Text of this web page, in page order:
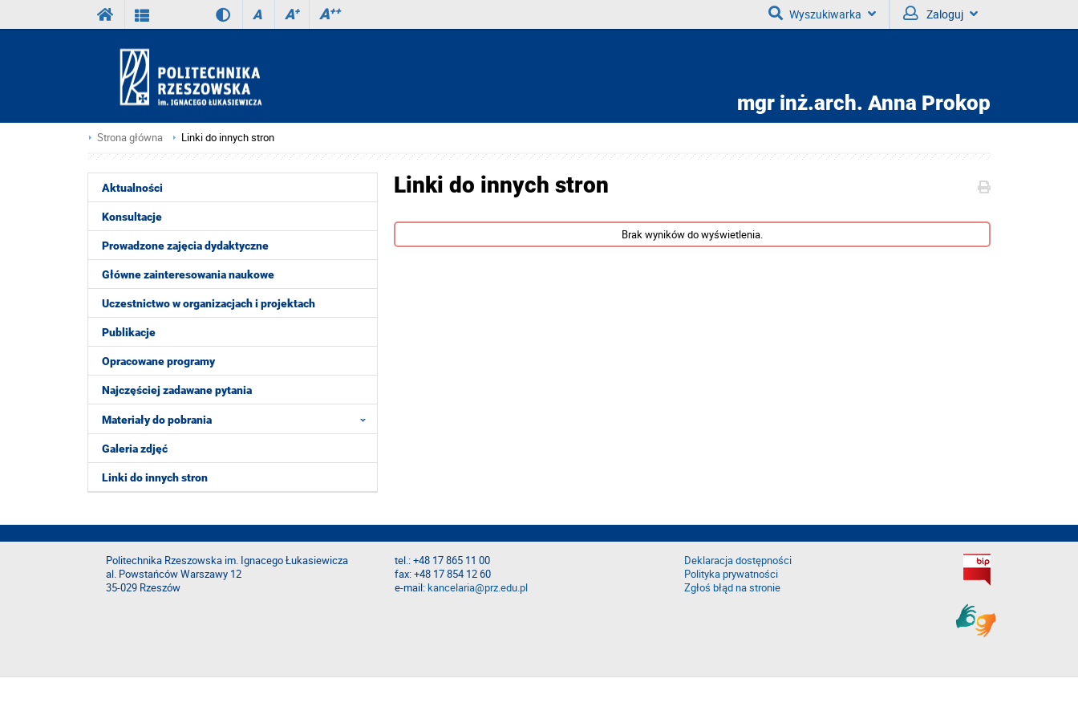
A A+ A++ Wyszukiwarka Zaloguj
mgr inż.arch. Anna Prokop
Strona główna Linki do innych stron
Aktualności
Konsultacje
Prowadzone zajęcia dydaktyczne
Główne zainteresowania naukowe
Uczestnictwo w organizacjach i projektach
Publikacje
Opracowane programy
Najczęściej zadawane pytania
Materiały do pobrania
Galeria zdjęć
Linki do innych stron
Linki do innych stron
Brak wyników do wyświetlenia.
Politechnika Rzeszowska im. Ignacego Łukasiewicza
al. Powstańców Warszawy 12
35-029 Rzeszów
tel.: +48 17 865 11 00
fax: +48 17 854 12 60
e-mail:kancelaria@prz.edu.pl
Deklaracja dostępności
Polityka prywatności
Zgłoś błąd na stronie